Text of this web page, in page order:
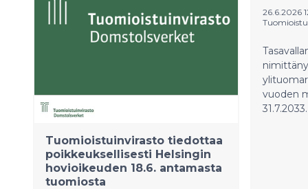
Tuomioistuinvirasto tiedottaa
poikkeuksellisesti Helsingin
hovioikeuden 18.6. antamasta
tuomiosta
26.6.2026
vuoden
31.7.2033.